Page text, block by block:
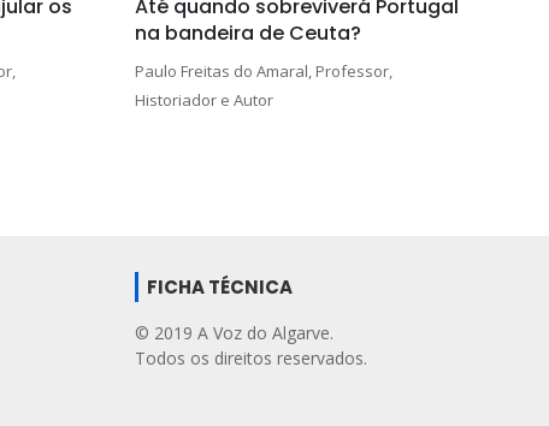
os
Até quando sobreviverá Portugal
na bandeira de Ceuta?
Paulo Freitas do Amaral, Professor,
Historiador e Autor
FICHA TÉCNICA
© 2019 A Voz do Algarve.
Todos os direitos reservados.